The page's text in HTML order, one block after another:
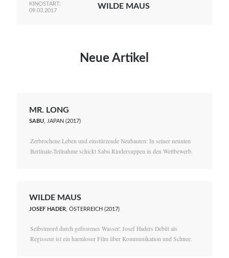
KINOSTART:
09.03.2017
WILDE MAUS
Neue Artikel
MR. LONG
SABU, JAPAN (2017)
Zerbrochene Leben und einstürzende Neubauten: In seiner neunten
Berlinale-Teilnahme schickt Sabu Rindersuppen in den Wettbewerb.
WILDE MAUS
JOSEF HADER , ÖSTERREICH (2017)
Selbstmord durch gefrorenes Wasser: Josef Haders Debüt als
Regisseur ist ein harmloser Film über Kommunikation und Schnee.